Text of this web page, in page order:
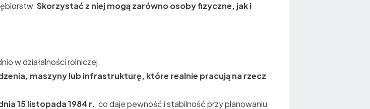
Skorzystać z niej mogą zarówno osoby fizyczne, jak i
w działalności rolniczej.
maszyny lub infrastrukturę, które realnie pracują na rzecz
15 listopada 1984 r., co daje pewność i stabilność przy planowaniu